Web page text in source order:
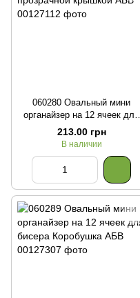
060280 Овальный мини
органайзер на 12 ячеек для
бисера Коробушка с
прозрачной крышкой
213.00 грн
В наличии